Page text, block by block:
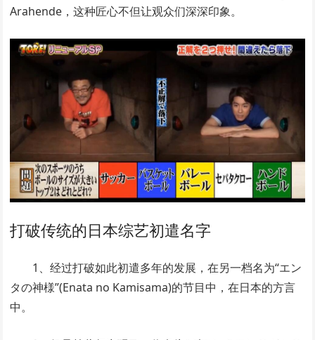
Arahende，这种匠心不但让观众们深深印象。
打破传统的日本综艺初遣名字
1、经过打破如此初遣多年的发展，在另一档名为“エン
タの神様”(Enata no Kamisama)的节目中，在日本的方言
中。